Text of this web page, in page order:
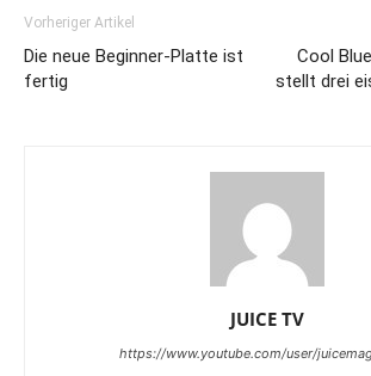
Vorheriger Artikel
Die neue Beginner-Platte ist
fertig
Cool
stellt drei
JUICE TV
https://www.youtube.com/user/